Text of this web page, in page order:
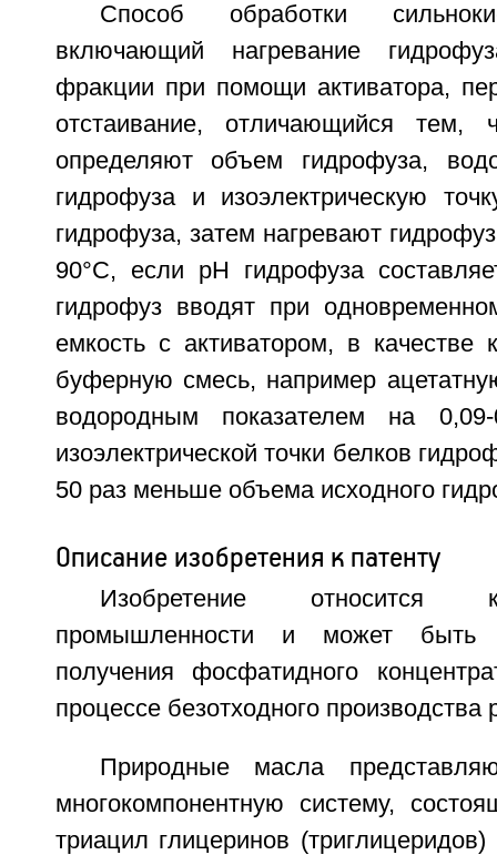
Способ обработки
включающий нагревание
фракции при помощи активатора,
отстаивание, отличающийся тем,
определяют объем гидрофуза,
гидрофуза и изоэлектрическую
гидрофуза, затем нагревают
90°C, если pH гидрофуза
гидрофуз вводят при
емкость с активатором, в качестве
буферную смесь, например
водородным показателем на
изоэлектрической точки белков
50 раз меньше объема исходного
Описание изобретения к патенту
Изобретение относится
промышленности и может быть
получения фосфатидного
процессе безотходного производства
Природные масла
многокомпонентную систему,
триацил глицеринов (триглицеридов)